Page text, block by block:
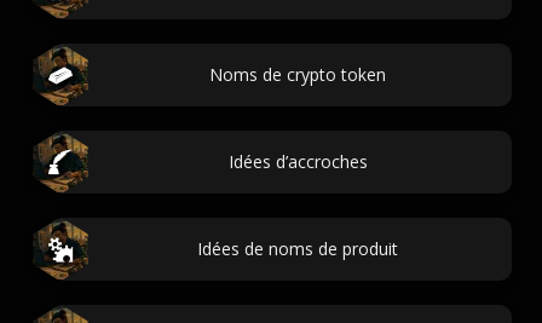
Noms de crypto token
Idées d’accroches
Idées de noms de produit